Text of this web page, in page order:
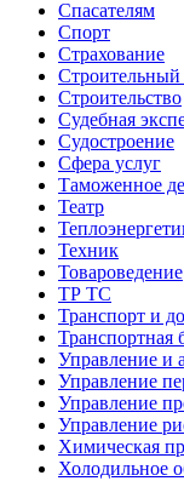
Спасателям
Спорт
Страхование
Строительный
Строительство
Судебная
Судостроение
Сфера услуг
Таможенное
Театр
Техник
Товароведение
ТР ТС
Транспорт и
Транспортная
Управление и
Управление
Управление
Управление
Химическая
Холодильное